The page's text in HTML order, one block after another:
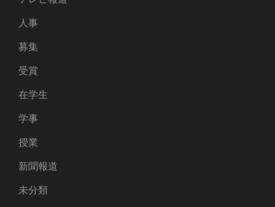
人事
募集
受賞
在学生
学事
授業
新聞報道
未分類